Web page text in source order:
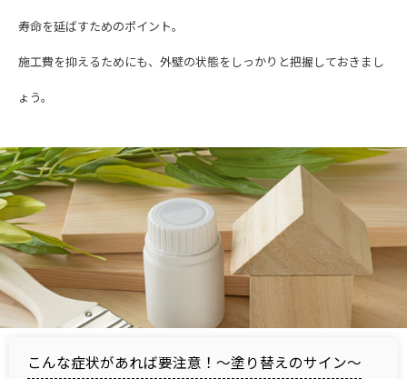
寿命を延ばすためのポイント。
施工費を抑えるためにも、外壁の状態をしっかりと把握しておきまし
ょう。
こんな症状があれば要注意！～塗り替えのサイン～